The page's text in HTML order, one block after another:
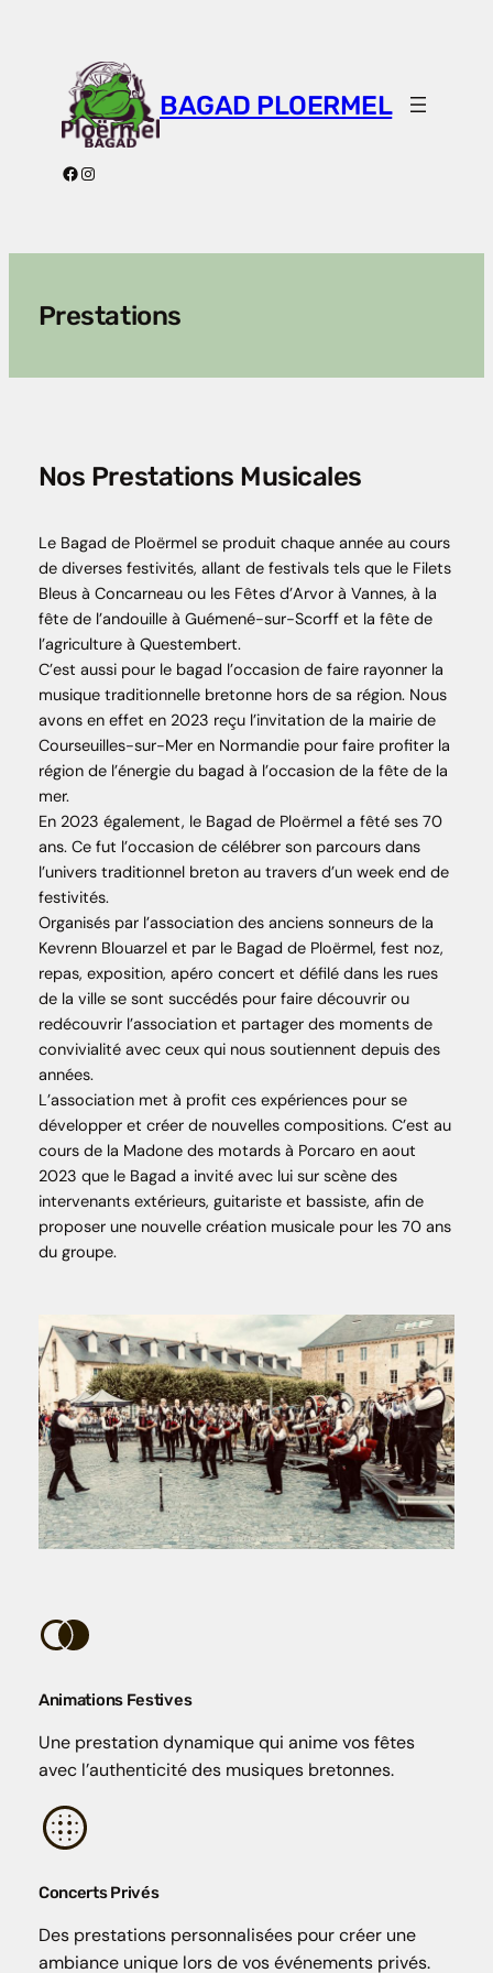
BAGAD PLOERMEL
Facebook
Instagram
Prestations
Nos Prestations Musicales
Le Bagad de Ploërmel se produit chaque année au cours
de diverses festivités, allant de festivals tels que le Filets
Bleus à Concarneau ou les Fêtes d’Arvor à Vannes, à la
fête de l’andouille à Guémené-sur-Scorff et la fête de
l’agriculture à Questembert.
C’est aussi pour le bagad l’occasion de faire rayonner la
musique traditionnelle bretonne hors de sa région. Nous
avons en effet en 2023 reçu l’invitation de la mairie de
Courseuilles-sur-Mer en Normandie pour faire profiter la
région de l’énergie du bagad à l’occasion de la fête de la
mer.
En 2023 également, le Bagad de Ploërmel a fêté ses 70
ans. Ce fut l’occasion de célébrer son parcours dans
l’univers traditionnel breton au travers d’un week end de
festivités.
Organisés par l’association des anciens sonneurs de la
Kevrenn Blouarzel et par le Bagad de Ploërmel, fest noz,
repas, exposition, apéro concert et défilé dans les rues
de la ville se sont succédés pour faire découvrir ou
redécouvrir l’association et partager des moments de
convivialité avec ceux qui nous soutiennent depuis des
années.
L’association met à profit ces expériences pour se
développer et créer de nouvelles compositions. C’est au
cours de la Madone des motards à Porcaro en aout
2023 que le Bagad a invité avec lui sur scène des
intervenants extérieurs, guitariste et bassiste, afin de
proposer une nouvelle création musicale pour les 70 ans
du groupe.
Animations Festives
Une prestation dynamique qui anime vos fêtes
avec l’authenticité des musiques bretonnes.
Concerts Privés
Des prestations personnalisées pour créer une
ambiance unique lors de vos événements privés.